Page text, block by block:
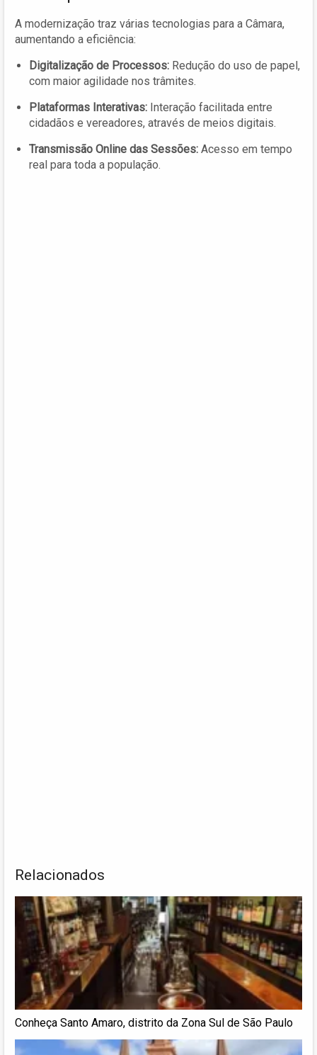
A modernização traz várias tecnologias para a Câmara,
aumentando a eficiência:
Digitalização de Processos: Redução do uso de papel,
com maior agilidade nos trâmites.
Plataformas Interativas: Interação facilitada entre
cidadãos e vereadores, através de meios digitais.
Transmissão Online das Sessões: Acesso em tempo
real para toda a população.
Relacionados
Conheça Santo Amaro, distrito da Zona Sul de São Paulo